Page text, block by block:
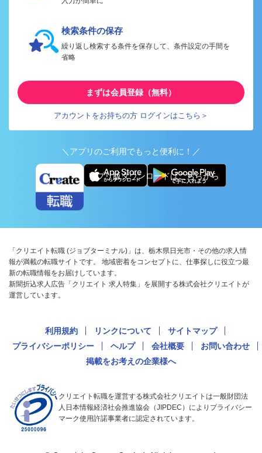
検索条件の保存
繰り返し検索する条件を保存して、条件設定の手間を
省略
まずは会員登録（無料）
アカウントをお持ちの方 ログインはこちら＞
＼アプリのご利用でもっと便利に！／
アプリ版ダウンロードはこちらから
「クリエイト転職 (ジョブターミナル)」は、栃木県日光市・その他の求人情
報が満載の転職サイトです。 地域密着をコンセプトに、仕事探しに役立つ最
新の転職情報をお届けしています。
新聞折込求人広告「クリエイト 求人特集」を展開する株式会社クリエイトが
運営しています。
利用規約 リンクについて
サイトマップ
プライバシーポリシー
ヘルプ 会社概要
お問い合わせ
掲載をお考えの企業様へ
クリエイト転職を運営する株式会社クリエイトは一般財団法
人日本情報経済社会推進協会（JIPDEC）によりプライバシー
マーク使用許諾事業者に認定されています。